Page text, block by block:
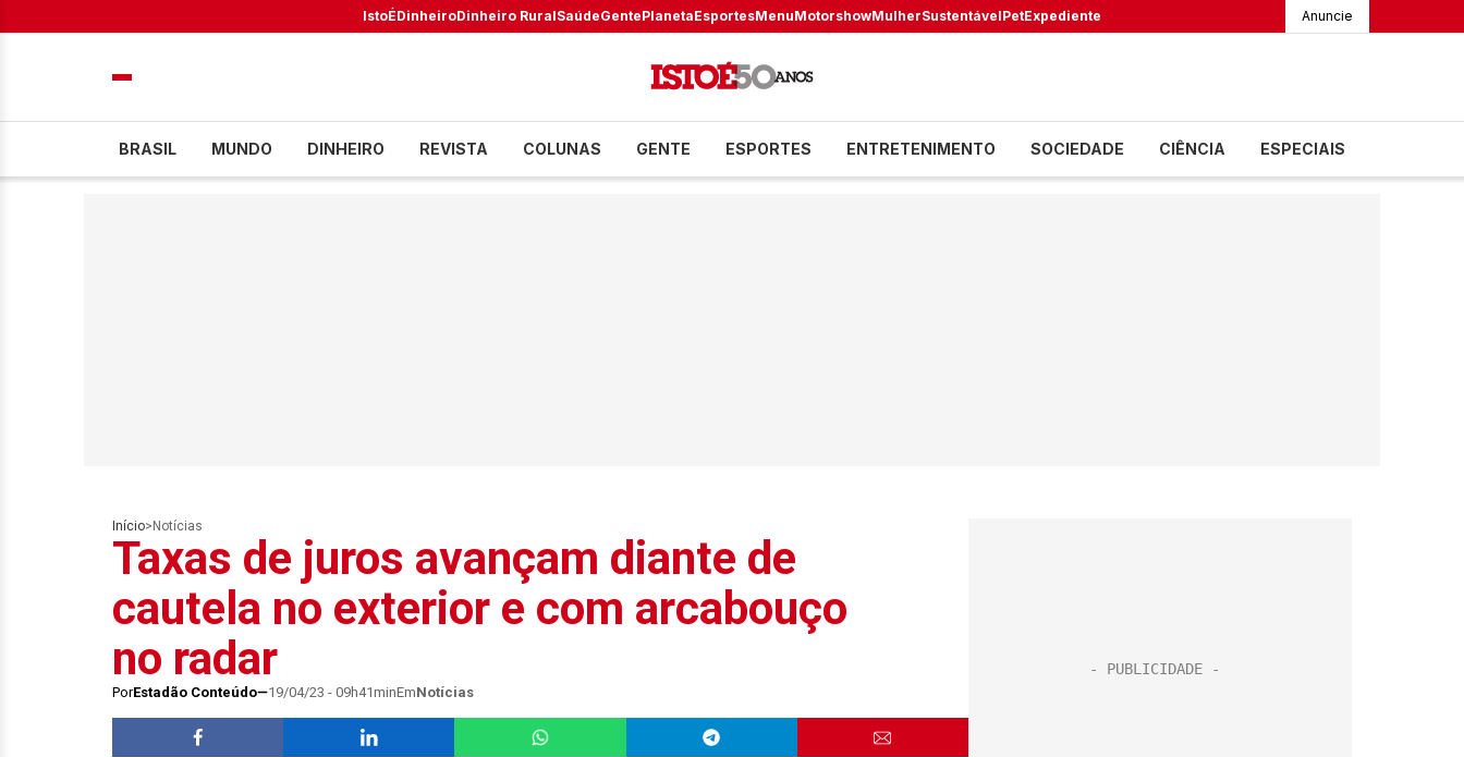
IstoÉDinheiroDinheiro RuralSaúdeGentePlanetaEsportesMenuMotorshowMulherSustentávelPetExpediente Anuncie
BRASIL MUNDO DINHEIRO REVISTA COLUNAS GENTE ESPORTES ENTRETENIMENTO SOCIEDADE CIÊNCIA ESPECIAIS
Início> Notícias
Taxas de juros avançam diante de
cautela no exterior e com arcabouço
no radar
PorEstadão Conteúdo 19/04/23 - 09h41minEmNotícias